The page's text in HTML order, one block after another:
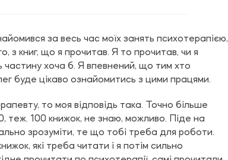
за весь час моїх занять психотерапією,
з книг, що я прочитав. Я то прочитав, чи я
частину хоча б. Я впевнений, що тим хто
буде цікаво ознайомитись з цими працями.
то моя відповідь така. Точно більше
теж. 100 книжок, не знаю, можливо. Піде на
зрозуміти, те що тобі треба для роботи.
які треба читати і я потім сильно